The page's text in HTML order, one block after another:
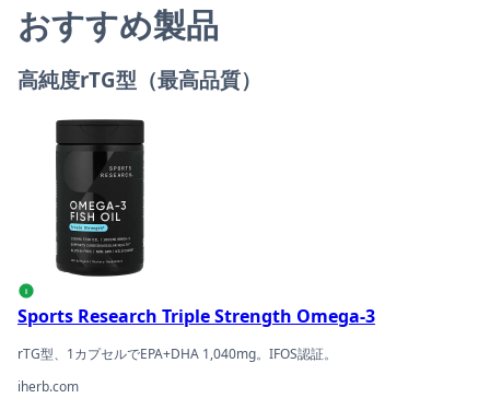
おすすめ製品
高純度rTG型（最高品質）
Sports Research Triple Strength Omega-3の商品ページへ
i
Sports Research Triple Strength Omega-3
rTG型、1カプセルでEPA+DHA 1,040mg。IFOS認証。
iherb.com